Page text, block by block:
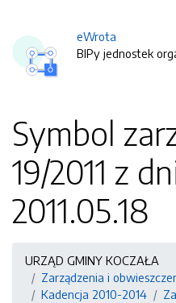
eWrota
BIPy jednostek
Symbol
19/2011 z
2011.05.18
URZĄD GMINY KOCZAŁA
Zarządzenia i
Kadencja 2010-2014